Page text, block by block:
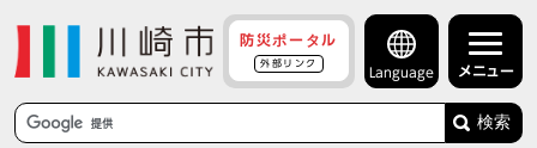
防災ポータル
外部リンク
Language メニュー
検索